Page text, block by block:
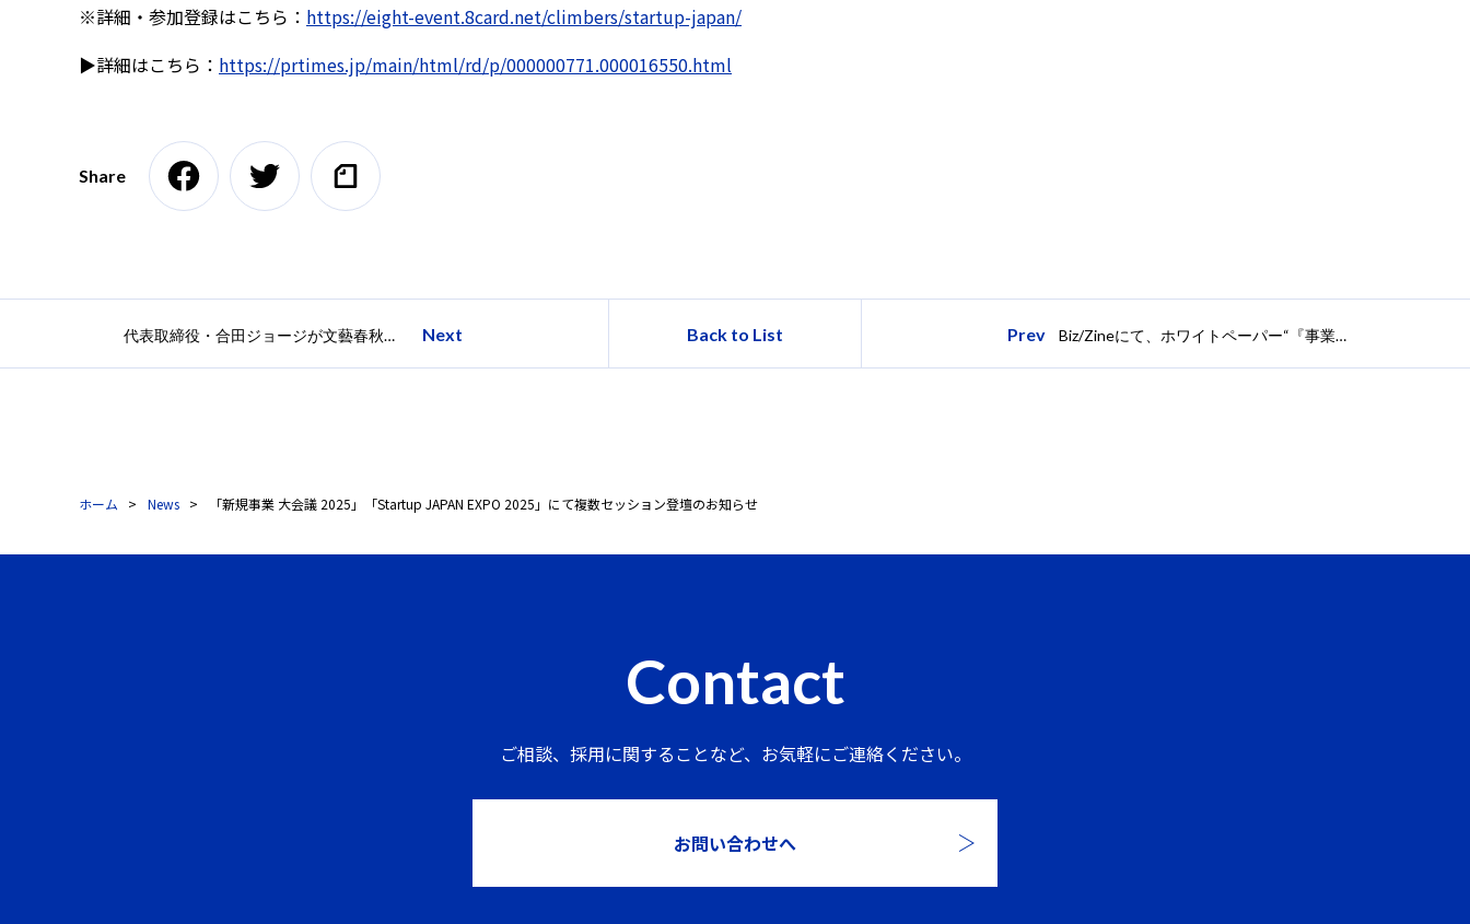
※詳細・参加登録はこちら： https://eight-event.8card.net/climbers/startup-japan/
▶詳細はこちら： https://prtimes.jp/main/html/rd/p/000000771.000016550.html
Share
代表取締役・合田ジョージが文藝春秋主催「共創の経営」に登壇しました Next Back to List Prev Biz/Zineにて、ホワイトペーパー“『事業性のある大きな新規事業』を創る考え方と実践ポイント”公開に関する記事が掲載されました
ホーム News 「新規事業 大会議 2025」「Startup JAPAN EXPO 2025」にて複数セッション登壇のお知らせ
Contact
ご相談、採用に関することなど、 お気軽にご連絡ください。
お問い合わせへ